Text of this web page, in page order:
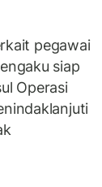
pegawai
siap
Operasi